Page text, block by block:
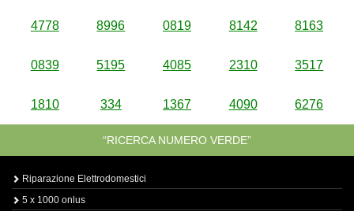
4778 8996 0819 8142 8163
0839 5195 4085 2310 3517
1810 334 1367 4090 6276
“RICERCA NUMERO VERDE”
Riparazione Elettrodomestici
5 x 1000 onlus